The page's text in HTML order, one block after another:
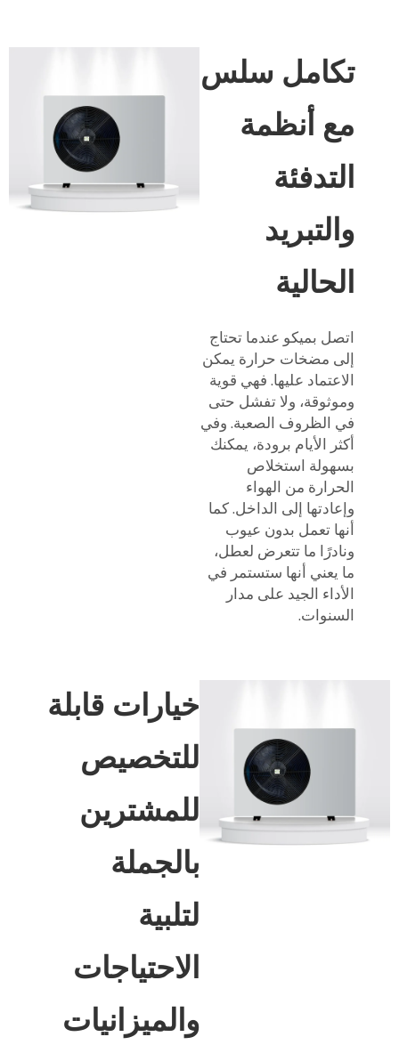
تكامل سلس
مع أنظمة
التدفئة
والتبريد
الحالية
اتصل بميكو عندما تحتاج
إلى مضخات حرارة يمكن
الاعتماد عليها. فهي قوية
وموثوقة، ولا تفشل حتى
في الظروف الصعبة. وفي
أكثر الأيام برودة، يمكنك
بسهولة استخلاص
الحرارة من الهواء
وإعادتها إلى الداخل. كما
أنها تعمل بدون عيوب
ونادرًا ما تتعرض لعطل،
ما يعني أنها ستستمر في
الأداء الجيد على مدار
السنوات.
خيارات قابلة
للتخصيص
للمشترين
بالجملة
لتلبية
الاحتياجات
والميزانيات